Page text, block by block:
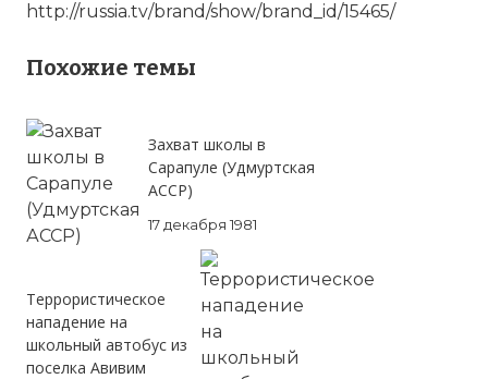
http://russia.tv/brand/show/brand_id/15465/
Похожие темы
Захват школы в
Сарапуле (Удмуртская
АССР)
17 декабря 1981
Террористическое
нападение на
школьный автобус из
поселка Авивим